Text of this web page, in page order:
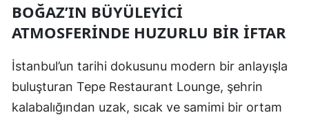
BOĞAZ’IN BÜYÜLEYICI
ATMOSFERINDE HUZURLU BIR İFTAR
İstanbul’un tarihi dokusunu modern bir anlayışla
buluşturan Tepe Restaurant Lounge, şehrin
kalabalığından uzak, sıcak ve samimi bir ortam